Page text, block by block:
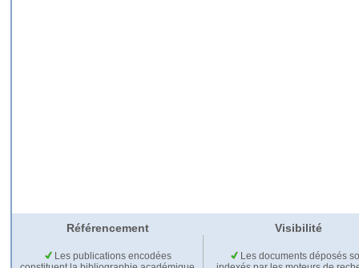
Référencement Visibilité
Les publications encodées
Les documents déposés